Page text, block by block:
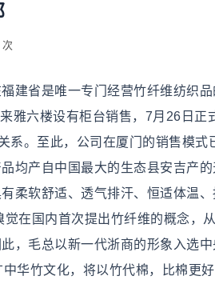
次
建省是唯一专门经营竹纤维纺织
雅六楼设有柜台销售，7月26日正
系。至此，公司在厦门的销售模式
均产自中国最大的生态县安吉产
柔软舒适、透气排汗、恒适体温、
在国内首次提出竹纤维的概念，
，毛总以新一代浙商的形象入选
华竹文化，将以竹代棉，比棉更